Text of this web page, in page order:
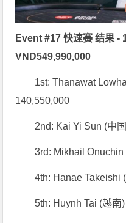
Event #17 快速赛 结果 -
VND549,990,000
1st: Thanawat
140,550,000
2nd: Kai Yi Sun (中
3rd: Mikhail
4th: Hanae Takeishi
5th: Huynh Tai (越